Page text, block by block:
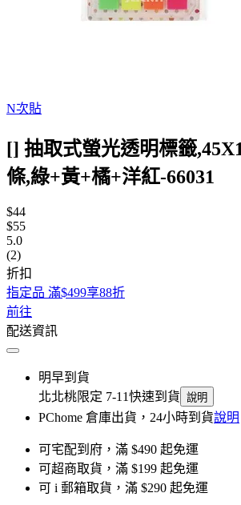
N次貼
[] 抽取式螢光透明標籤
條,綠+黃+橘+洋紅-66031
$44
$55
5.0
(2)
折扣
指定品 滿$499享88折
前往
配送資訊
明早到貨
北北桃限定 7-11快速到貨 說明
PChome 倉庫出貨，24小時到貨說明
可宅配到府，滿 $490 起免運
可超商取貨，滿 $199 起免運
可 i 郵箱取貨，滿 $290 起免運